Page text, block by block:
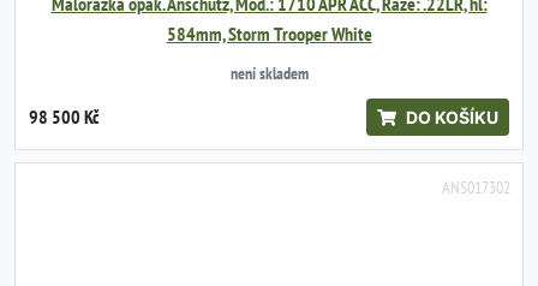
584mm, Storm Trooper White
není skladem
98 500 Kč DO KOŠÍKU
ANS017302